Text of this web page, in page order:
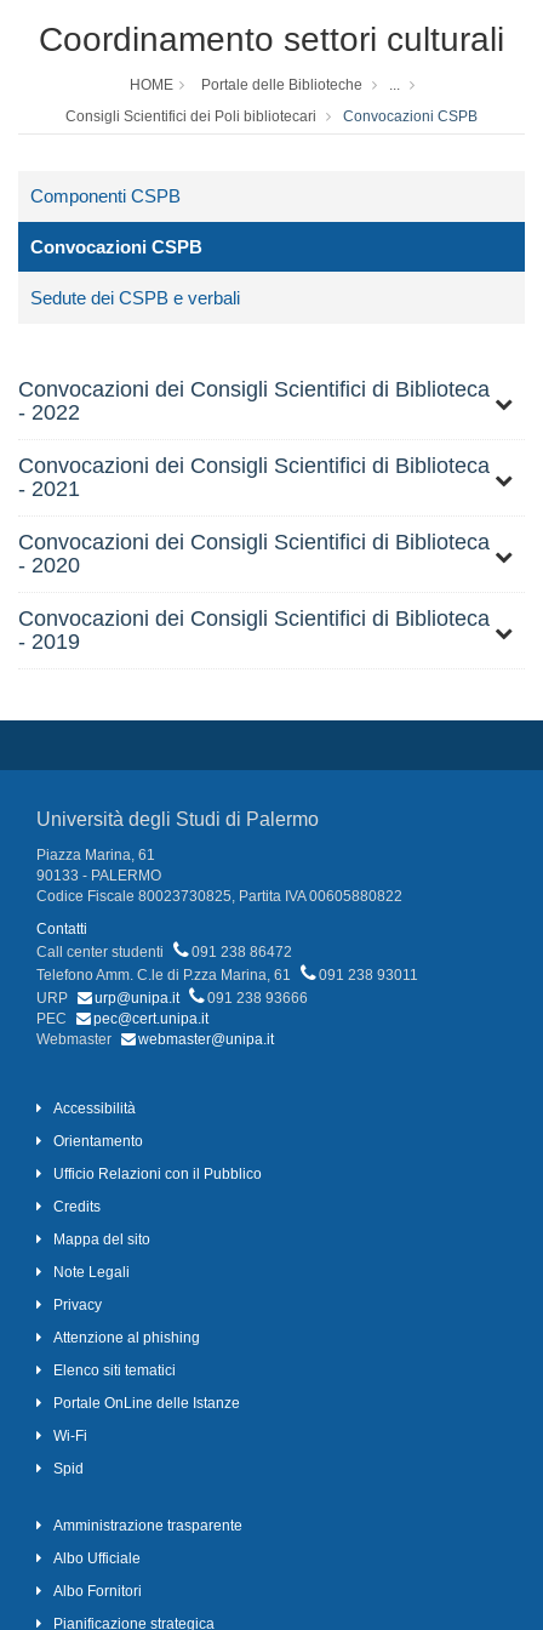
Coordinamento settori culturali
HOME Portale delle Biblioteche
...
Consigli Scientifici dei Poli bibliotecari
Convocazioni CSPB
Componenti CSPB
Convocazioni CSPB
Sedute dei CSPB e verbali
Convocazioni dei Consigli Scientifici di Biblioteca
- 2022
Convocazioni dei Consigli Scientifici di Biblioteca
- 2021
Convocazioni dei Consigli Scientifici di Biblioteca
- 2020
Convocazioni dei Consigli Scientifici di Biblioteca
- 2019
Università degli Studi di Palermo
Piazza Marina, 61
90133 - PALERMO
Codice Fiscale 80023730825, Partita IVA 00605880822
Contatti
Call center studenti
091 238 86472
Telefono Amm. C.le di P.zza Marina, 61
091 238 93011
URP
urp@unipa.it
091 238 93666
PEC
pec@cert.unipa.it
Webmaster
webmaster@unipa.it
Accessibilità
Orientamento
Ufficio Relazioni con il Pubblico
Credits
Mappa del sito
Note Legali
Privacy
Attenzione al phishing
Elenco siti tematici
Portale OnLine delle Istanze
Wi-Fi
Spid
Amministrazione trasparente
Albo Ufficiale
Albo Fornitori
Pianificazione strategica